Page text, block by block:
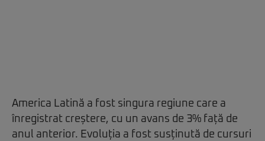
America Latină a fost singura regiune care a
înregistrat creștere, cu un avans de 3% față de
anul anterior. Evoluția a fost susținută de cursuri